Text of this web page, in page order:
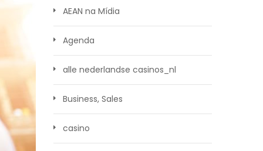
AEAN na Mídia
Agenda
alle nederlandse casinos_nl
Business, Sales
casino